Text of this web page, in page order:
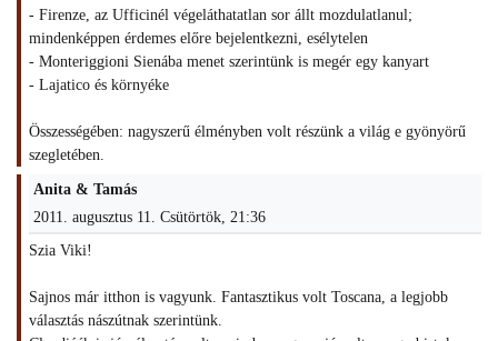
- Firenze, az Ufficinél végeláthatatlan sor állt mozdulatlanul;
mindenképpen érdemes előre bejelentkezni, esélytelen
- Monteriggioni Sienába menet szerintünk is megér egy kanyart
- Lajatico és környéke
Összességében: nagyszerű élményben volt részünk a világ e gyönyörű
szegletében.
Anita & Tamás
2011. augusztus 11. Csütörtök, 21:36
Szia Viki!
Sajnos már itthon is vagyunk. Fantasztikus volt Toscana, a legjobb
választás nászútnak szerintünk.